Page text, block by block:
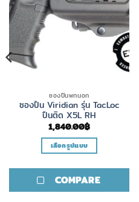
ซองปืนพกนอก
ซองปืน Viridian รุ่น TacLoc
ปืนติด X5L RH
1,840.00฿
เลือกรูปแบบ
product
has
COMPARE